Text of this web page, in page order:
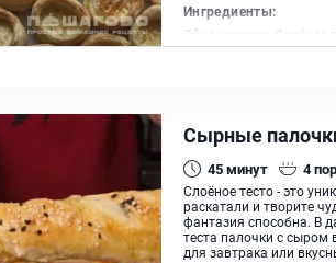
Ингредиенты:
Яйцо куриное, Слоёное
Сырные
45минут 4
Слоёное тесто - это
раскатали и творите
фантазия способна. В
теста палочки с
для завтрака или